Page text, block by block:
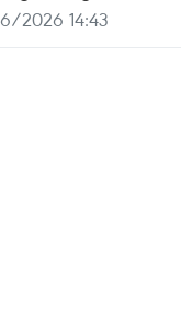
2026 14:43